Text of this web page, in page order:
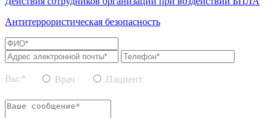
Антитеррористическая безопасность
Вы:* Врач Пациент